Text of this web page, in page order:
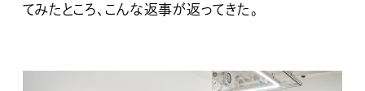
てみたところ、こんな返事が返ってきた。